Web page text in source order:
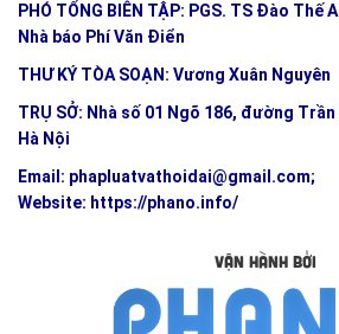
PHÓ TỔNG BIÊN TẬP: PGS. TS Đào Thế
Nhà báo Phí Văn Điển
THƯ KÝ TÒA SOẠN: Vương Xuân Nguyên
TRỤ SỞ: Nhà số 01 Ngõ 186, đường Trần
Hà Nội
Email: phapluatvathoidai@gmail.com;
Website: https://phano.info/
VẬN HÀNH BỞI